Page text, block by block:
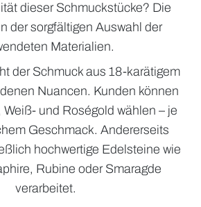
dieser Schmuckstücke? Die
der sorgfältigen Auswahl der
Materialien.
der Schmuck aus 18-karätigem
Nuancen. Kunden können
und Roségold wählen – je
Geschmack. Andererseits
hochwertige Edelsteine wie
Rubine oder Smaragde
verarbeitet.